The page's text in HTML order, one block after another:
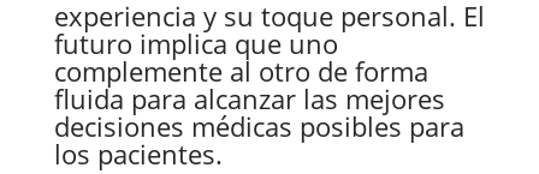
experiencia y su toque personal. El
futuro implica que uno
complemente al otro de forma
fluida para alcanzar las mejores
decisiones médicas posibles para
los pacientes.